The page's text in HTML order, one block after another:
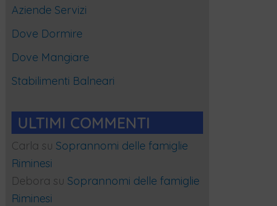
Aziende Servizi
Dove Dormire
Dove Mangiare
Stabilimenti Balneari
ULTIMI COMMENTI
Carla su Soprannomi delle famiglie
Riminesi
Debora su Soprannomi delle famiglie
Riminesi